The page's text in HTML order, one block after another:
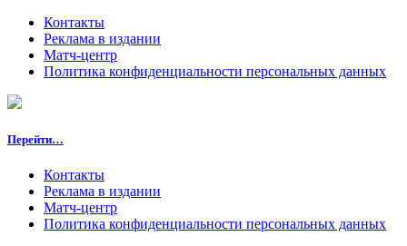
Контакты
Реклама в издании
Матч-центр
Политика конфиденциальности персональных данных
Перейти…
Контакты
Реклама в издании
Матч-центр
Политика конфиденциальности персональных данных